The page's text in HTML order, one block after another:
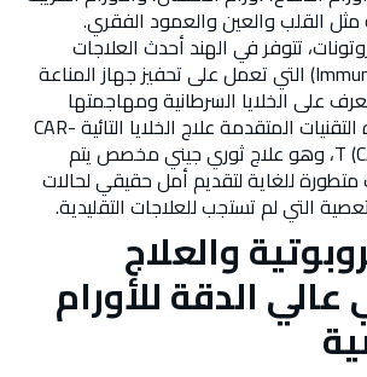
مثل القلب والعين والعمود الفقري.
تتوفر في الهند أحدث العلاجات
المناعية (Immunotherapy) التي تعمل على تحفيز جهاز المناعة
على الخلايا السرطانية ومهاجمتها
بفعالية. تشمل هذه التقنيات المتقدمة علاج الخلايا التائية CAR-
T (CAR-T Cell Therapy)، وهو علاج ثوري جيني مخصص يتم
للغاية لتقديم أمل حقيقي لحالات
التي لم تستجب للعلاجات التقليدية.
والعلاج
عالي الدقة للأورام